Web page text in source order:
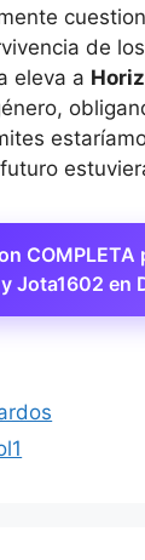
de
eleva a
COMPLETA
Jota1602 en